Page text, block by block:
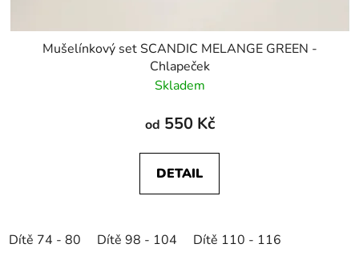
Mušelínkový set SCANDIC MELANGE GREEN -
Chlapeček
Skladem
od 550 Kč
DETAIL
Dítě 74 - 80 Dítě 98 - 104 Dítě 110 - 116